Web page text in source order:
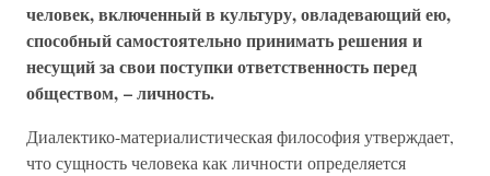
человек, включенный в культуру, овладевающий ею,
способный самостоятельно принимать решения и
несущий за свои поступки ответственность перед
обществом, – личность.
Диалектико-материалистическая философия утверждает,
что сущность человека как личности определяется